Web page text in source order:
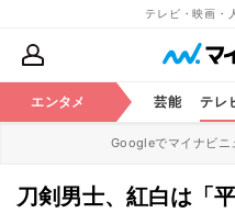
テレビ・映画・
エンタメ 芸能 テレ
Googleでマイナビニ
刀剣男士、紅白は「